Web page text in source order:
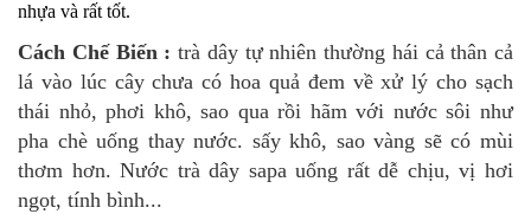
nhựa và rất tốt.
Cách Chế Biến : trà dây tự nhiên thường hái cả thân cả
lá vào lúc cây chưa có hoa quả đem về xử lý cho sạch
thái nhỏ, phơi khô, sao qua rồi hãm với nước sôi như
pha chè uống thay nước. sấy khô, sao vàng sẽ có mùi
thơm hơn. Nước trà dây sapa uống rất dễ chịu, vị hơi
ngọt, tính bình...